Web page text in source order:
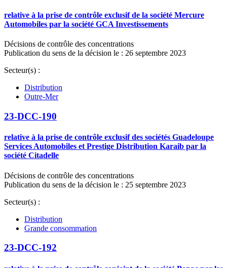
relative à la prise de contrôle exclusif de la société Mercure
Automobiles par la société GCA Investissements
Décisions de contrôle des concentrations
Publication du sens de la décision le : 26 septembre 2023
Secteur(s) :
Distribution
Outre-Mer
23-DCC-190
relative à la prise de contrôle exclusif des sociétés Guadeloupe
Services Automobiles et Prestige Distribution Karaib par la
société Citadelle
Décisions de contrôle des concentrations
Publication du sens de la décision le : 25 septembre 2023
Secteur(s) :
Distribution
Grande consommation
23-DCC-192